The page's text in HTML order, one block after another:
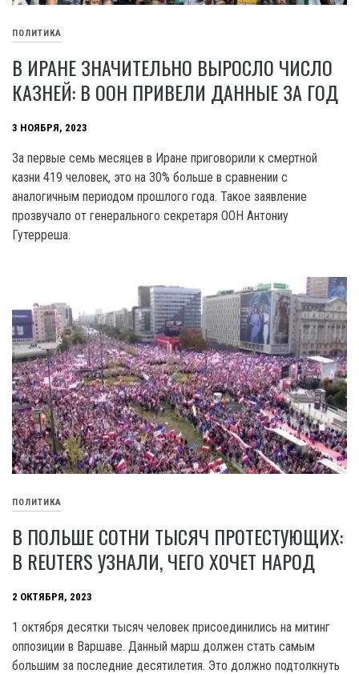
ПОЛИТИКА
В ИРАНЕ ЗНАЧИТЕЛЬНО ВЫРОСЛО ЧИСЛО
КАЗНЕЙ: В ООН ПРИВЕЛИ ДАННЫЕ ЗА ГОД
3 НОЯБРЯ, 2023
За первые семь месяцев в Иране приговорили к смертной
казни 419 человек, это на 30% больше в сравнении с
аналогичным периодом прошлого года. Такое заявление
прозвучало от генерального секретаря OOH Антониу
Гутерреша.
ПОЛИТИКА
В ПОЛЬШЕ СОТНИ ТЫСЯЧ ПРОТЕСТУЮЩИХ:
В REUTERS УЗНАЛИ, ЧЕГО ХОЧЕТ НАРОД
2 ОКТЯБРЯ, 2023
1 октября десятки тысяч человек присоединились на митинг
оппозиции в Варшаве. Данный марш должен стать самым
большим за последние десятилетия. Это должно подтолкнуть